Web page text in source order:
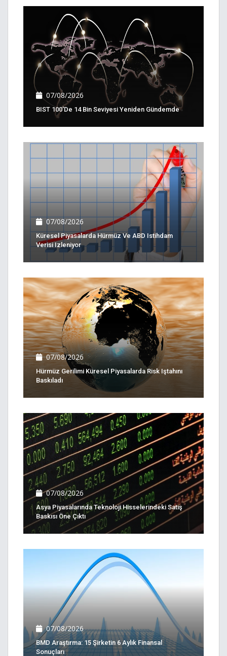
07/08/2026
BIST 100'de 14 Bin Seviyesi Yeniden Gündemde
07/08/2026
Küresel Piyasalarda Hürmüz Ve ABD Istihdam
Verisi Izleniyor
07/08/2026
Hürmüz Gerilimi Küresel Piyasalarda Risk Iştahını
Baskıladı
07/08/2026
Asya Piyasalarında Teknoloji Hisselerindeki Satış
Baskısı Öne Çıktı
07/08/2026
BMD Araştırma: 15 Şirketin 6 Aylık Finansal
Sonuçları